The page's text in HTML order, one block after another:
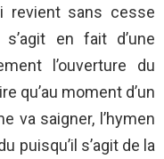
revient sans cesse
en fait d’une
l’ouverture du
qu’au moment d’un
va saigner, l’hymen
puisqu’il s’agit de la